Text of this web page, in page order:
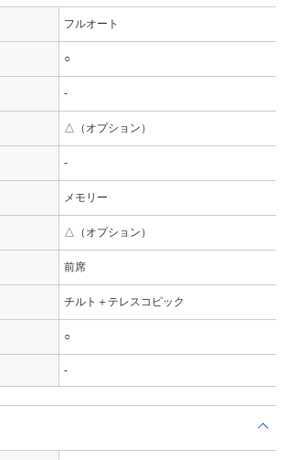
フルオート
○
-
△（オプション）
-
メモリー
△（オプション）
前席
チルト＋テレスコピック
○
-